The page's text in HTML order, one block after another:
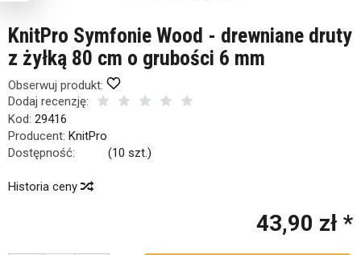
KnitPro Symfonie Wood - drewniane druty
z żyłką 80 cm o grubości 6 mm
Obserwuj produkt:
Dodaj recenzję:
Kod: 29416
Producent: KnitPro
Dostępność:
(10 szt.)
Historia ceny
43,90 zł *